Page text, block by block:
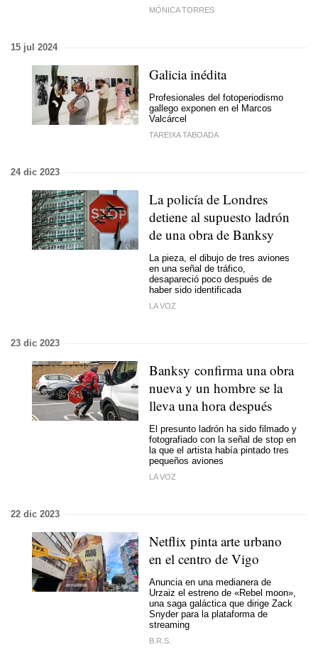
MÓNICA TORRES
15 jul 2024
Galicia inédita
Profesionales del fotoperiodismo
gallego exponen en el Marcos
Valcárcel
TAREIXA TABOADA
24 dic 2023
La policía de Londres
detiene al supuesto ladrón
de una obra de Banksy
La pieza, el dibujo de tres aviones
en una señal de tráfico,
desapareció poco después de
haber sido identificada
LA VOZ
23 dic 2023
Banksy confirma una obra
nueva y un hombre se la
lleva una hora después
El presunto ladrón ha sido filmado y
fotografiado con la señal de stop en
la que el artista había pintado tres
pequeños aviones
LA VOZ
22 dic 2023
Netflix pinta arte urbano
en el centro de Vigo
Anuncia en una medianera de
Urzaiz el estreno de «Rebel moon»,
una saga galáctica que dirige Zack
Snyder para la plataforma de
streaming
B.R.S.